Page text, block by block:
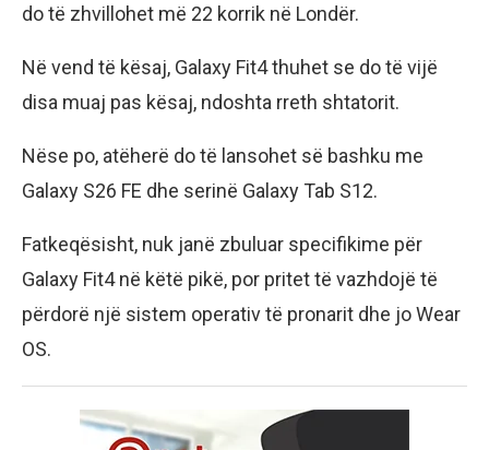
do të zhvillohet më 22 korrik në Londër.
Në vend të kësaj, Galaxy Fit4 thuhet se do të vijë
disa muaj pas kësaj, ndoshta rreth shtatorit.
Nëse po, atëherë do të lansohet së bashku me
Galaxy S26 FE dhe serinë Galaxy Tab S12.
Fatkeqësisht, nuk janë zbuluar specifikime për
Galaxy Fit4 në këtë pikë, por pritet të vazhdojë të
përdorë një sistem operativ të pronarit dhe jo Wear
OS.